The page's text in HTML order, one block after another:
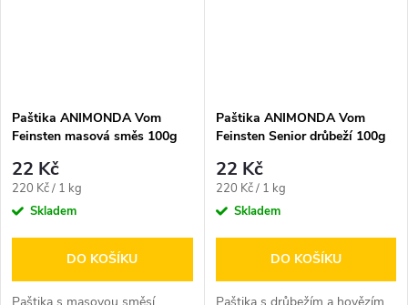
Paštika ANIMONDA Vom
Feinsten masová směs 100g
22 Kč
Měrná
cena:
220 Kč / 1 kg
Skladem
DO KOŠÍKU
Paštika ANIMONDA Vom
Feinsten Senior drůbeží 100g
22 Kč
Měrná
cena:
220 Kč / 1 kg
Skladem
DO KOŠÍKU